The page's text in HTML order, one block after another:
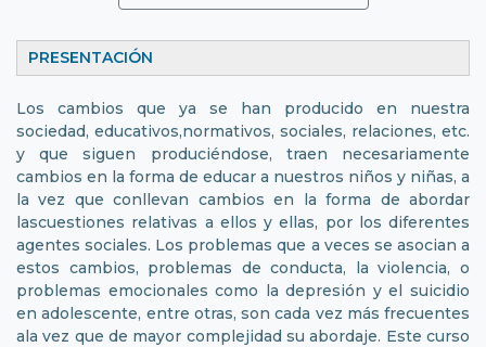
PRESENTACIÓN
Los cambios que ya se han producido en nuestra
sociedad, educativos,normativos, sociales, relaciones, etc.
y que siguen produciéndose, traen necesariamente
cambios en la forma de educar a nuestros niños y niñas, a
la vez que conllevan cambios en la forma de abordar
lascuestiones relativas a ellos y ellas, por los diferentes
agentes sociales. Los problemas que a veces se asocian a
estos cambios, problemas de conducta, la violencia, o
problemas emocionales como la depresión y el suicidio
en adolescente, entre otras, son cada vez más frecuentes
ala vez que de mayor complejidad su abordaje. Este curso